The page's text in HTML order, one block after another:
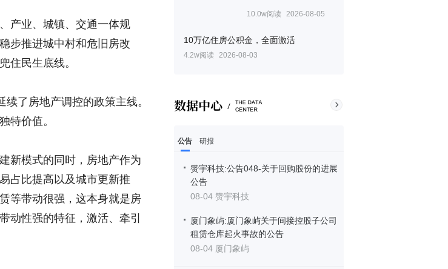
10.0w阅读 2026-08-05
10万亿住房公积金，全面激活
4.2w阅读 2026-08-03
公告 研报
赞宇科技:公告048-关于回购股份的进展
公告
08-04 赞宇科技
厦门象屿:厦门象屿关于间接控股子公司
租赁仓库起火事故的公告
08-04 厦门象屿
产业、城镇、交通一体规
步推进城中村和危旧房改
住民生底线。
了房地产调控的政策主线。
特价值。
新模式的同时，房地产作为
占比提高以及城市更新推
等带动很强，这本身就是房
动性强的特征，激活、牵引